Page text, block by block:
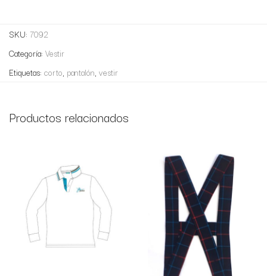
SKU: 7092
Categoría: Vestir
Etiquetas: corto, pantalón, vestir
Productos relacionados